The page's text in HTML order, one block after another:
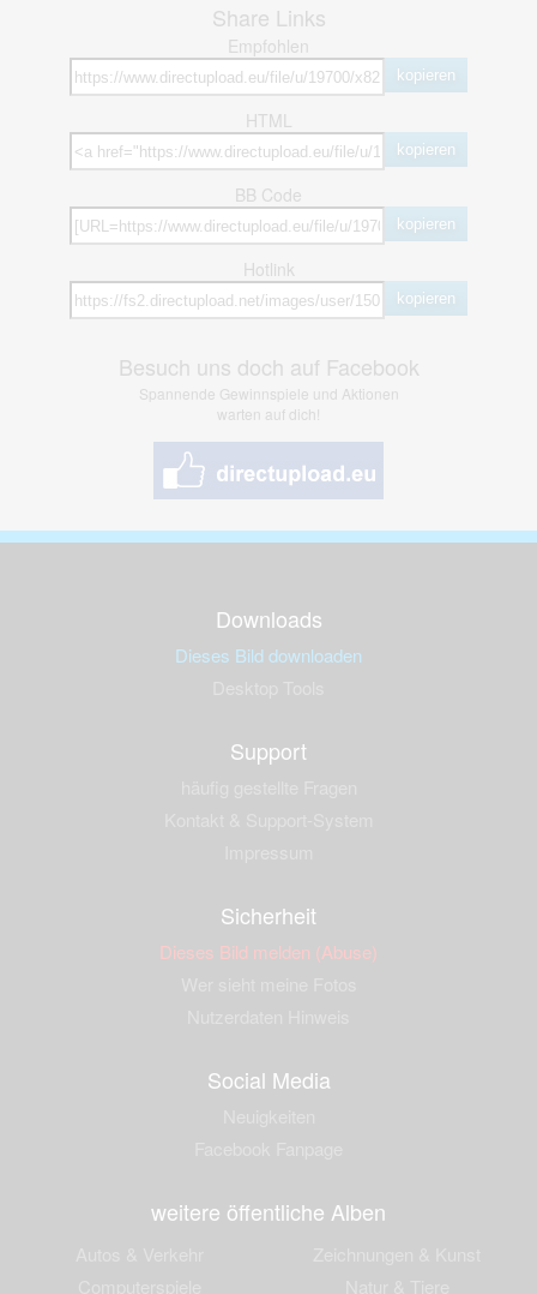
Share Links
Empfohlen
kopieren
HTML
kopieren
BB Code
kopieren
Hotlink
kopieren
Besuch uns doch auf Facebook
Spannende Gewinnspiele und Aktionen
warten auf dich!
Downloads
Dieses Bild downloaden
Support
Sicherheit
Dieses Bild melden (Abuse)
Social Media
weitere öffentliche Alben